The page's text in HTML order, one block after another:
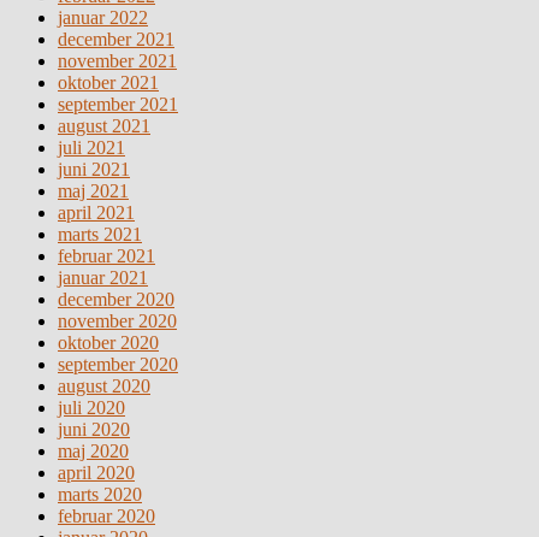
januar 2022
december 2021
november 2021
oktober 2021
september 2021
august 2021
juli 2021
juni 2021
maj 2021
april 2021
marts 2021
februar 2021
januar 2021
december 2020
november 2020
oktober 2020
september 2020
august 2020
juli 2020
juni 2020
maj 2020
april 2020
marts 2020
februar 2020